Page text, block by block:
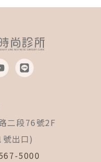
L
i
n
二段76號2F
出口)
5000